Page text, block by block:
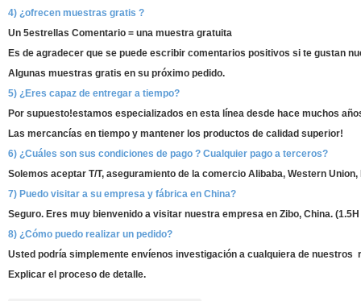
4) ¿ofrecen muestras gratis ?
Un 5estrellas Comentario = una muestra gratuita
Es de agradecer que se puede escribir comentarios positivos si te gustan
Algunas muestras gratis en su próximo pedido.
5) ¿Eres capaz de entregar a tiempo?
Por supuesto!estamos especializados en esta línea desde hace muchos
Las mercancías en tiempo y mantener los productos de calidad superior!
6) ¿Cuáles son sus condiciones de pago ? Cualquier pago a terceros?
Solemos aceptar T/T, aseguramiento de la comercio Alibaba, Western Union,
7) Puedo visitar a su empresa y fábrica en China?
Seguro. Eres muy bienvenido a visitar nuestra empresa en Zibo, China.
8) ¿Cómo puedo realizar un pedido?
Usted podría simplemente envíenos investigación a cualquiera de nuestros
Explicar el proceso de detalle.